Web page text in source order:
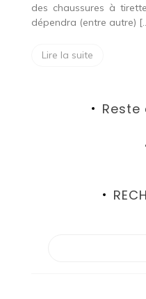
des chaussures à
dépendra (entre autre)
Lire la suite